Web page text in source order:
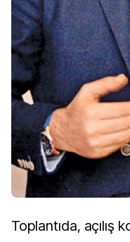
Toplantıda, açılış